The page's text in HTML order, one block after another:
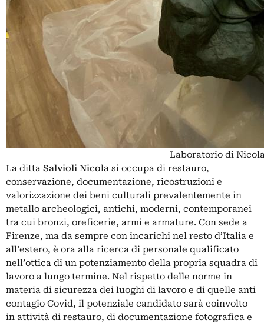
Laboratorio di
La ditta Salvioli Nicola si occupa di restauro,
conservazione, documentazione, ricostruzioni e
valorizzazione dei beni culturali prevalentemente in
metallo archeologici, antichi, moderni, contemporanei
tra cui bronzi, oreficerie, armi e armature. Con sede a
Firenze, ma da sempre con incarichi nel resto d’Italia e
all’estero, è ora alla ricerca di personale qualificato
nell’ottica di un potenziamento della propria squadra di
lavoro a lungo termine. Nel rispetto delle norme in
materia di sicurezza dei luoghi di lavoro e di quelle anti
contagio Covid, il potenziale candidato sarà coinvolto
in attività di restauro, di documentazione fotografica e